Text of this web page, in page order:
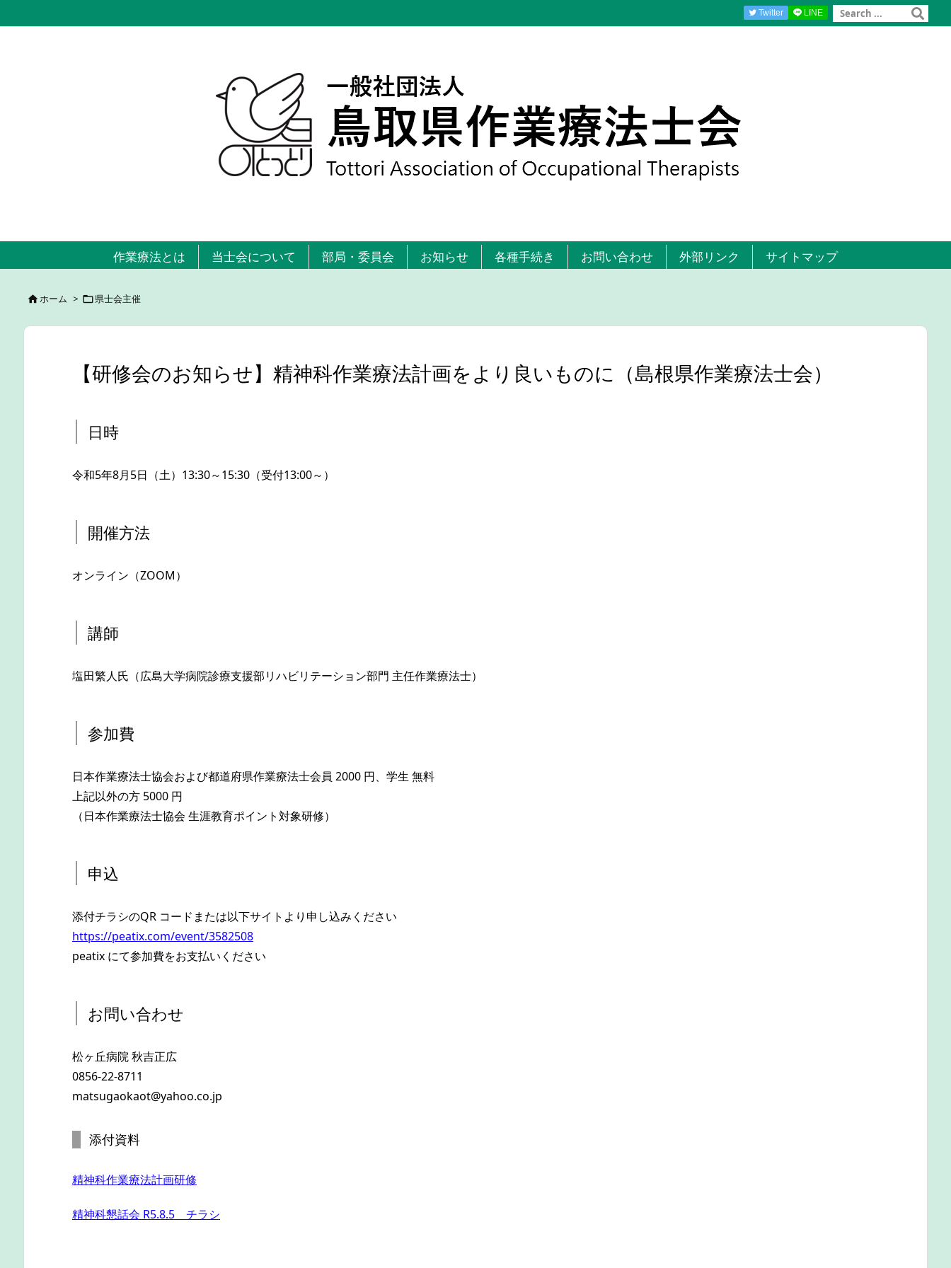
作業療法とは 当士会について 部局・委員会 お知らせ 各種手続き お問い合わせ 外部リンク サイトマップ
Twitter LINE
ホーム > 県士会主催
【研修会のお知らせ】精神科作業療法計画をより良いものに（島根県作業療法士会）
日時
令和5年8月5日（土）13:30～15:30（受付13:00～）
開催方法
オンライン（ZOOM）
講師
塩田繁人氏（広島大学病院診療支援部リハビリテーション部門 主任作業療法士）
参加費
日本作業療法士協会および都道府県作業療法士会員 2000 円、学生 無料
上記以外の方 5000 円
（日本作業療法士協会 生涯教育ポイント対象研修）
申込
添付チラシのQR コードまたは以下サイトより申し込みください
https://peatix.com/event/3582508
peatix にて参加費をお支払いください
お問い合わせ
松ヶ丘病院 秋吉正広
0856-22-8711
matsugaokaot@yahoo.co.jp
添付資料
精神科作業療法計画研修
精神科懇話会 R5.8.5 チラシ